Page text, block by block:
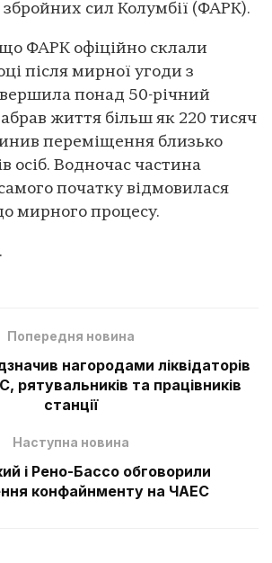
сил Колумбії (ФАРК).
що ФАРК офіційно склали
після мирної угоди з
понад 50-річний
життя більш як 220 тисяч
переміщення близько
осіб. Водночас частина
початку відмовилася
мирного процесу.
.
Попередня новина
нагородами ліквідаторів
рятувальників та працівників
станції
Наступна новина
і Рено-Бассо обговорили
конфайнменту на ЧАЕС